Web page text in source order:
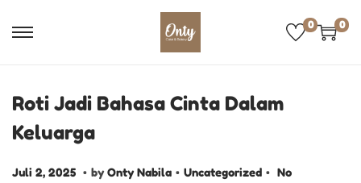
0 0
Roti Jadi Bahasa Cinta Dalam
Keluarga
P
Juli 2, 2025 J. by Onty Nabila . P
Uncategorized . No